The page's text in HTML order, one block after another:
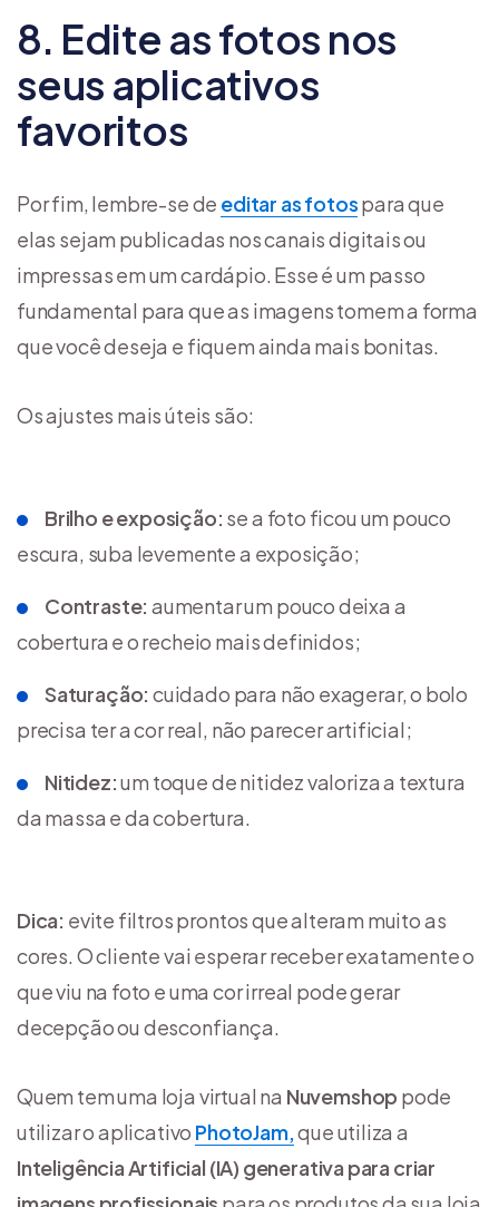
8. Edite as fotos nos
seus aplicativos
favoritos
Por fim, lembre-se de editar as fotospara que
elas sejam publicadas nos canais digitais ou
impressas em um cardápio. Esse é um passo
fundamental para que as imagens tomem a forma
que você deseja e fiquem ainda mais bonitas.
Os ajustes mais úteis são:
Brilho e exposição: se a foto ficou um pouco
escura, suba levemente a exposição;
Contraste: aumentar um pouco deixa a
cobertura e o recheio mais definidos;
Saturação: cuidado para não exagerar, o bolo
precisa ter a cor real, não parecer artificial;
Nitidez:um toque de nitidez valoriza a textura
da massa e da cobertura.
Dica: evite filtros prontos que alteram muito as
cores. O cliente vai esperar receber exatamente o
que viu na foto e uma cor irreal pode gerar
decepção ou desconfiança.
Quem tem uma loja virtual na Nuvemshop pode
utilizar o aplicativo PhotoJam,que utiliza a
Inteligência Artificial (IA) generativa para criar